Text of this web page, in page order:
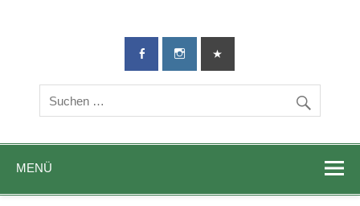
TG-Geislingen
DIE Sportadresse in Geislingen!
MENÜ